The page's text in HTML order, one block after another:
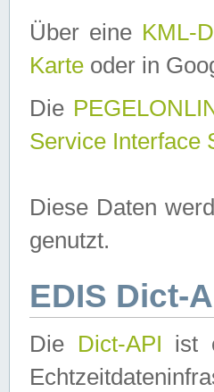
Über eine KML-
Karte oder in
Die
Service Interface
Diese Daten
genutzt.
EDIS Dict-
Die Dict-API ist